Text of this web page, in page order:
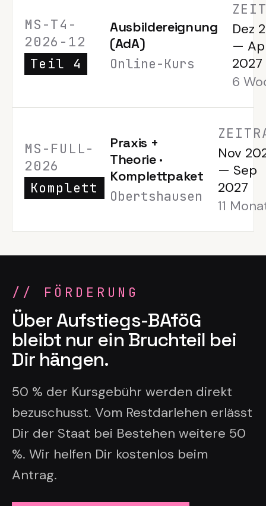
MS-T4-
2026-12
Teil 4
Ausbildereignung
(AdA)
Online-Kurs
Dez
—
2027
6
MS-FULL-
2026
Komplett
Praxis +
Theorie ·
Komplettpaket
Obertshausen
Nov
— Sep
2027
11
// FÖRDERUNG
Über Aufstiegs-BAföG
bleibt nur ein Bruchteil bei
Dir hängen.
50 % der Kursgebühr werden direkt
bezuschusst. Vom Restdarlehen erlässt
Dir der Staat bei Bestehen weitere 50
%. Wir helfen Dir kostenlos beim
Antrag.